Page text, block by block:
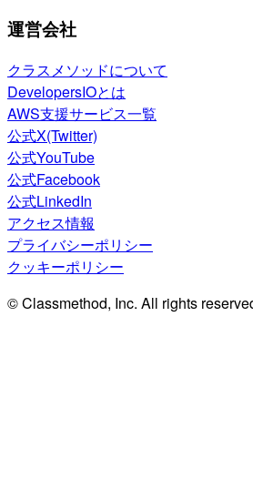
運営会社
クラスメソッドについて
DevelopersIOとは
AWS支援サービス一覧
公式X(Twitter)
公式YouTube
公式Facebook
公式LinkedIn
アクセス情報
プライバシーポリシー
クッキーポリシー
© Classmethod, Inc. All rights